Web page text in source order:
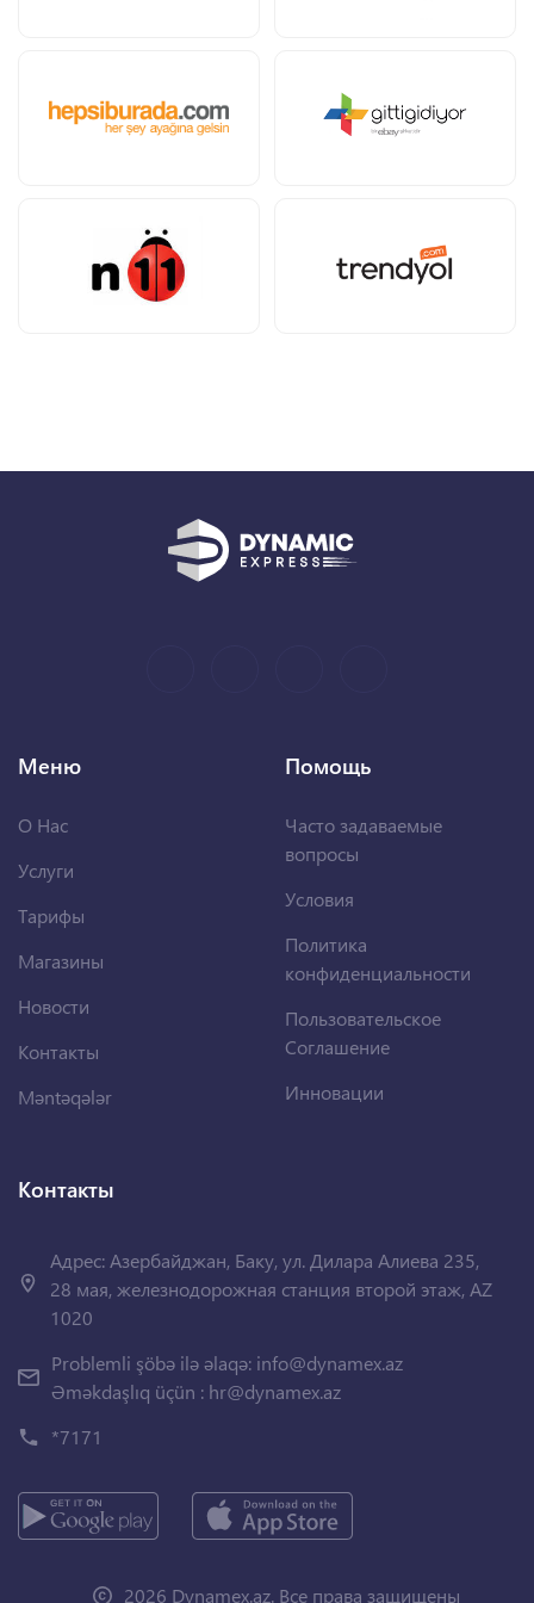
Меню
О Нас
Услуги
Тарифы
Магазины
Новости
Контакты
Məntəqələr
Помощь
Часто задаваемые
вопросы
Условия
Политика
конфиденциальности
Пользовательское
Соглашение
Инновации
Контакты
Адрес: Азербайджан, Баку, ул. Дилара Алиева 235,
28 мая, железнодорожная станция второй этаж, AZ
1020
Problemli şöbə ilə əlaqə: info@dynamex.az
Əməkdaşlıq üçün : hr@dynamex.az
*7171
2026 Dynamex.az. Все права защищены